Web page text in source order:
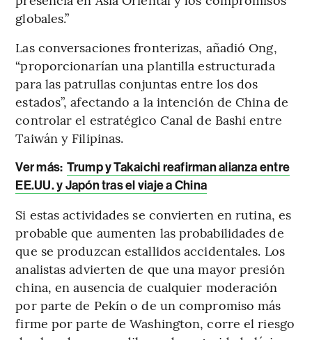
globales.”
Las conversaciones fronterizas, añadió Ong,
“proporcionarían una plantilla estructurada
para las patrullas conjuntas entre los dos
estados”, afectando a la intención de China de
controlar el estratégico Canal de Bashi entre
Taiwán y Filipinas.
Ver más: Trump y Takaichi reafirman alianza entre
EE.UU. y Japón tras el viaje a China
Si estas actividades se convierten en rutina, es
probable que aumenten las probabilidades de
que se produzcan estallidos accidentales. Los
analistas advierten de que una mayor presión
china, en ausencia de cualquier moderación
por parte de Pekín o de un compromiso más
firme por parte de Washington, corre el riesgo